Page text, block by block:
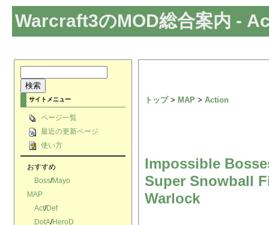
Warcraft3のMOD総合案内 -
サイトメニュー
ページ一覧
最近の更新ページ
使い方
おすすめ
Boss/Mayo
MAP
Act/Def
DotA/HeroD
トップ> MAP >Action
Impossible
Super Snowball
Warlock